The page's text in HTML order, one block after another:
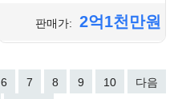
판매가: 2억1천만원
6 7 8 9 10
다음